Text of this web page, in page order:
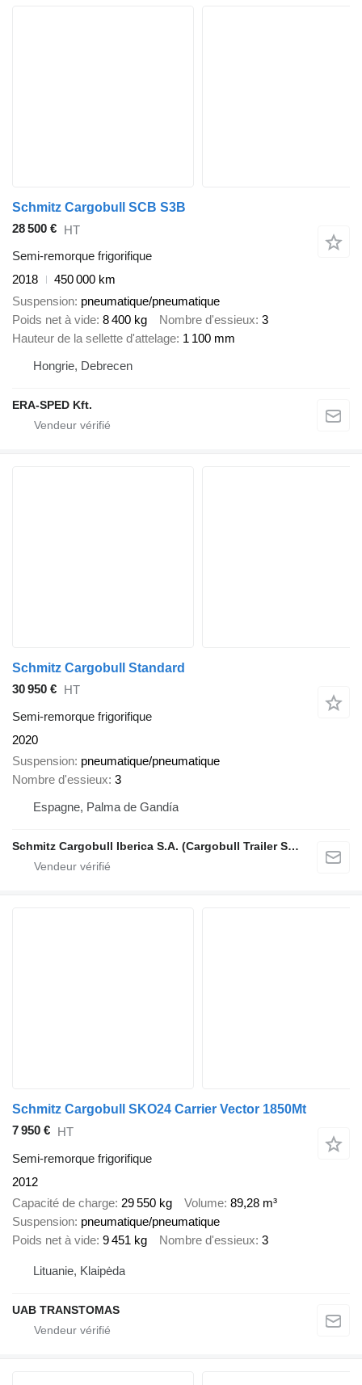
Schmitz Cargobull SCB S3B
28 500 € HT
Semi-remorque frigorifique
2018
450 000 km
Suspension pneumatique/pneumatique
Poids net à vide 8 400 kg Nombre d'essieux 3
Hauteur de la sellette d'attelage 1 100 mm
Hongrie, Debrecen
ERA-SPED Kft.
Schmitz Cargobull Standard
30 950 € HT
Semi-remorque frigorifique
2020
Suspension pneumatique/pneumatique
Nombre d'essieux 3
Espagne, Palma de Gandía
Schmitz Cargobull Iberica S.A. (Cargobull Trailer Store Valencia)
Schmitz Cargobull SKO24 Carrier Vector 1850Mt
7 950 € HT
Semi-remorque frigorifique
2012
Capacité de charge 29 550 kg Volume 89,28 m³
Suspension pneumatique/pneumatique
Poids net à vide 9 451 kg Nombre d'essieux 3
Lituanie, Klaipėda
UAB TRANSTOMAS